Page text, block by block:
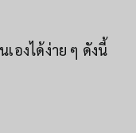
องได้ง่าย ๆ ดังนี้